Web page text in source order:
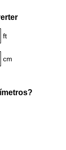
ft
cm